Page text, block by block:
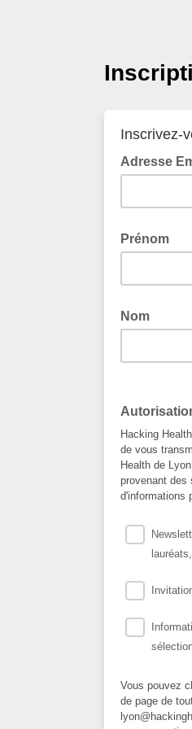
Inscrivez-
Adresse
Prénom
Nom
Hacking
de vous
Health de
provenant des
d'informations
Vous pouvez
de page de